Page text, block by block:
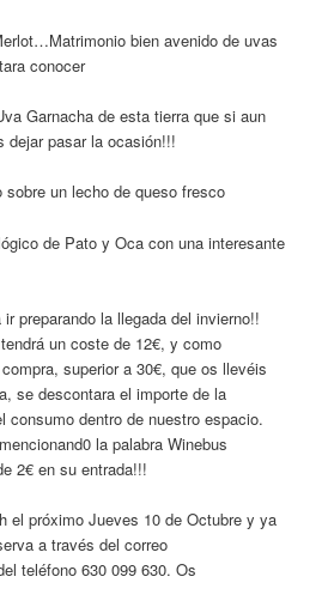
bien avenido de uvas
conocer
Garnacha de esta tierra que si aun
dejar pasar la ocasión!!!
un lecho de queso fresco
de Pato y Oca con una interesante
preparando la llegada del invierno!!
un coste de 12€, y como
superior a 30€, que os llevéis
se descontara el importe de la
consumo dentro de nuestro espacio.
la palabra Winebus
2€ en su entrada!!!
el próximo Jueves 10 de Octubre y ya
a través del correo
teléfono 630 099 630. Os